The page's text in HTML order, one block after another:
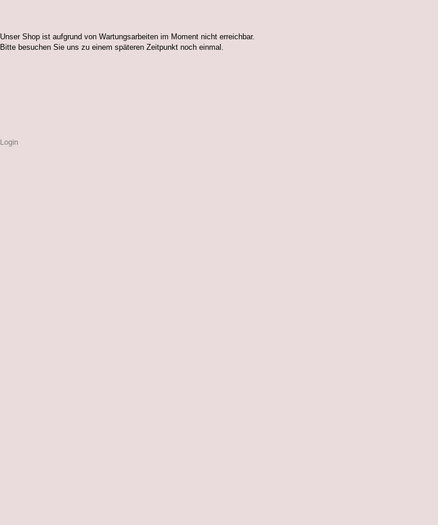
Unser Shop ist aufgrund von Wartungsarbeiten im Moment nicht erreichbar.
Bitte besuchen Sie uns zu einem späteren Zeitpunkt noch einmal.
Login